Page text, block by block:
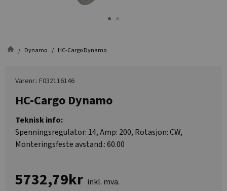
Dynamo HC-Cargo Dynamo
Varenr.: F032116146
HC-Cargo Dynamo
Teknisk info:
Spenningsregulator: 14, Amp: 200, Rotasjon: CW,
Monteringsfeste avstand.: 60.00
5732,79kr inkl. mva.